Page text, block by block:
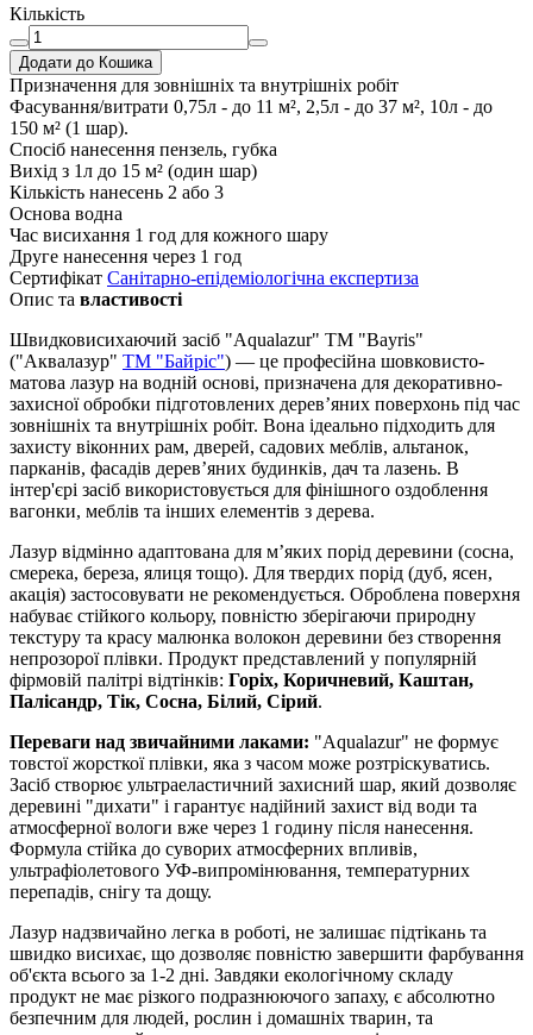
Кількість
Додати до Кошика
Призначення для зовнішніх та внутрішніх робіт
Фасування/витрати 0,75л - до 11 м², 2,5л - до 37 м², 10л - до
150 м² (1 шар).
Спосіб нанесення пензель, губка
Вихід з 1л до 15 м² (один шар)
Кількість нанесень 2 або 3
Основа водна
Час висихання 1 год для кожного шару
Друге нанесення через 1 год
Сертифікат Санітарно-епідеміологічна експертиза
Опис та властивості
Швидковисихаючий засіб "Aqualazur" TM "Bayris"
("Аквалазур" ТМ "Байріс") — це професійна шовковисто-
матова лазур на водній основі, призначена для декоративно-
захисної обробки підготовлених дерев’яних поверхонь під час
зовнішніх та внутрішніх робіт. Вона ідеально підходить для
захисту віконних рам, дверей, садових меблів, альтанок,
парканів, фасадів дерев’яних будинків, дач та лазень. В
інтер'єрі засіб використовується для фінішного оздоблення
вагонки, меблів та інших елементів з дерева.
Лазур відмінно адаптована для м’яких порід деревини (сосна,
смерека, береза, ялиця тощо). Для твердих порід (дуб, ясен,
акація) застосовувати не рекомендується. Оброблена поверхня
набуває стійкого кольору, повністю зберігаючи природну
текстуру та красу малюнка волокон деревини без створення
непрозорої плівки. Продукт представлений у популярній
фірмовій палітрі відтінків: Горіх, Коричневий, Каштан,
Палісандр, Тік, Сосна, Білий, Сірий.
Переваги над звичайними лаками: "Aqualazur" не формує
товстої жорсткої плівки, яка з часом може розтріскуватись.
Засіб створює ультраеластичний захисний шар, який дозволяє
деревині "дихати" і гарантує надійний захист від води та
атмосферної вологи вже через 1 годину після нанесення.
Формула стійка до суворих атмосферних впливів,
ультрафіолетового УФ-випромінювання, температурних
перепадів, снігу та дощу.
Лазур надзвичайно легка в роботі, не залишає підтікань та
швидко висихає, що дозволяє повністю завершити фарбування
об'єкта всього за 1-2 дні. Завдяки екологічному складу
продукт не має різкого подразнюючого запаху, є абсолютно
безпечним для людей, рослин і домашніх тварин, та